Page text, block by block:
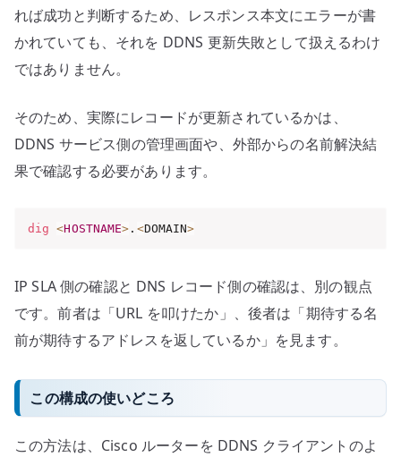
れば成功と判断するため、レスポンス本文にエラーが書
かれていても、それを DDNS 更新失敗として扱えるわけ
ではありません。
そのため、実際にレコードが更新されているかは、
DDNS サービス側の管理画面や、外部からの名前解決結
果で確認する必要があります。
dig <HOSTNAME> . <DOMAIN>
IP SLA 側の確認と DNS レコード側の確認は、別の観点
です。前者は「URL を叩けたか」、後者は「期待する名
前が期待するアドレスを返しているか」を見ます。
この構成の使いどころ
この方法は、Cisco ルーターを DDNS クライアントのよ